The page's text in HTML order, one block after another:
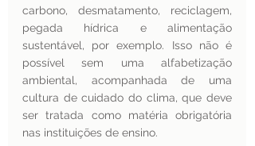
carbono, desmatamento, reciclagem,
pegada hídrica e alimentação
sustentável, por exemplo. Isso não é
possível sem uma alfabetização
ambiental, acompanhada de uma
cultura de cuidado do clima, que deve
ser tratada como matéria obrigatória
nas instituições de ensino.